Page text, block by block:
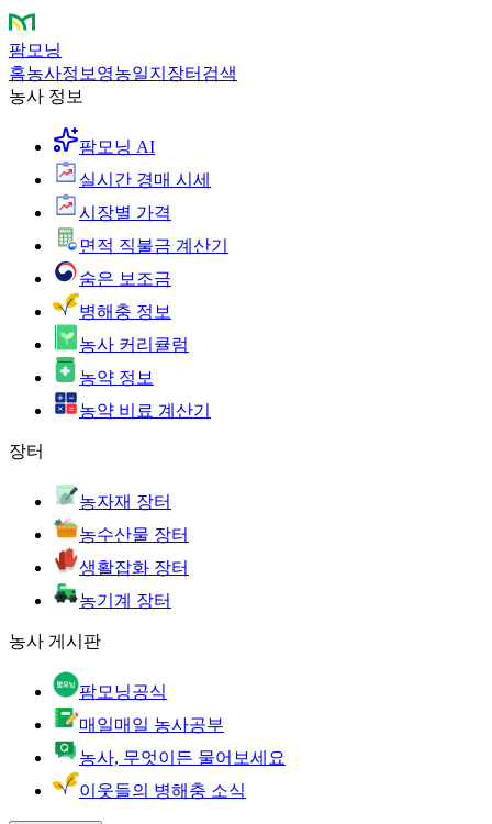
팜모닝
홈농사정보 영농일지 장터 검색
농사 정보
팜모닝 AI
실시간 경매 시세
시장별 가격
면적 직불금 계산기
숨은 보조금
병해충 정보
농사 커리큘럼
농약 정보
농약 비료 계산기
장터
농자재 장터
농수산물 장터
생활잡화 장터
농기계 장터
농사 게시판
팜모닝공식
매일매일 농사공부
농사, 무엇이든 물어보세요
이웃들의 병해충 소식